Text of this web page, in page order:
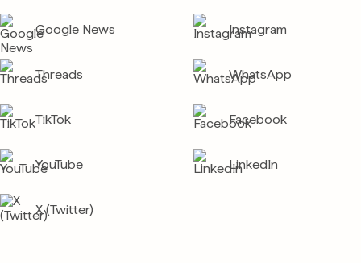
Google News Instagram
Threads WhatsApp
TikTok Facebook
YouTube LinkedIn
X (Twitter)